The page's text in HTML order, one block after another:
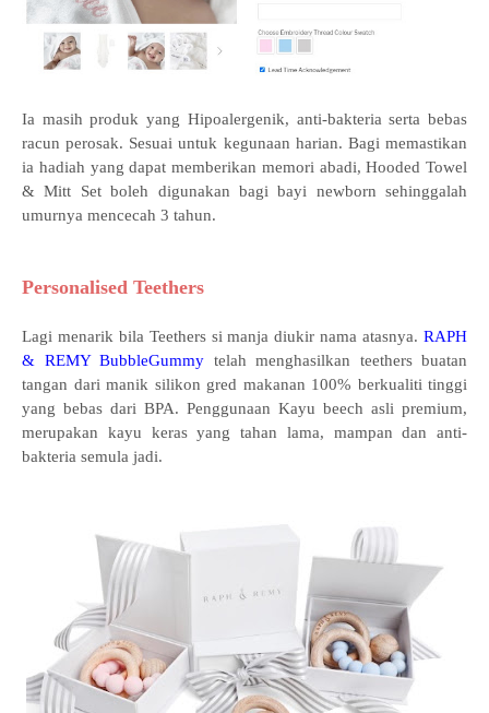
Ia masih produk yang Hipoalergenik, anti-bakteria serta bebas
racun perosak. Sesuai untuk kegunaan harian. Bagi memastikan
ia hadiah yang dapat memberikan memori abadi, Hooded Towel
& Mitt Set boleh digunakan bagi bayi newborn sehinggalah
umurnya mencecah 3 tahun.
Personalised Teethers
Lagi menarik bila Teethers si manja diukir nama atasnya. RAPH
& REMY BubbleGummy telah menghasilkan teethers buatan
tangan dari manik silikon gred makanan 100% berkualiti tinggi
yang bebas dari BPA. Penggunaan Kayu beech asli premium,
merupakan kayu keras yang tahan lama, mampan dan anti-
bakteria semula jadi.